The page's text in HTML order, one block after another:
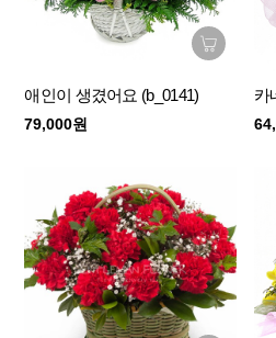
애인이 생겼어요 (b_0141)
79,000원
카